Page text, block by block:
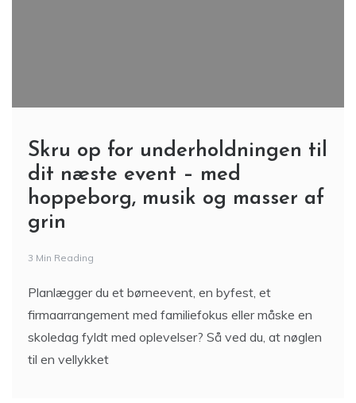
Skru op for underholdningen til
dit næste event – med
hoppeborg, musik og masser af
grin
3 Min Reading
Planlægger du et børneevent, en byfest, et
firmaarrangement med familiefokus eller måske en
skoledag fyldt med oplevelser? Så ved du, at nøglen
til en vellykket